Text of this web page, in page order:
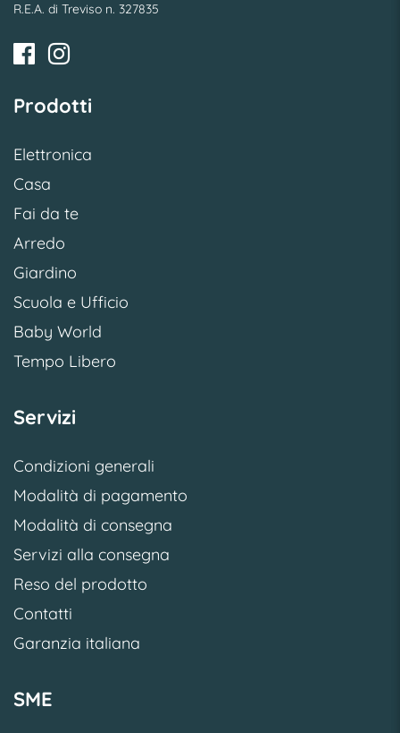
R.E.A. di Treviso n. 327835
Prodotti
Elettronica
Casa
Fai da te
Arredo
Giardino
Scuola e Ufficio
Baby World
Tempo Libero
Servizi
Condizioni generali
Modalità di pagamento
Modalità di consegna
Servizi alla consegna
Reso del prodotto
Contatti
Garanzia italiana
SME